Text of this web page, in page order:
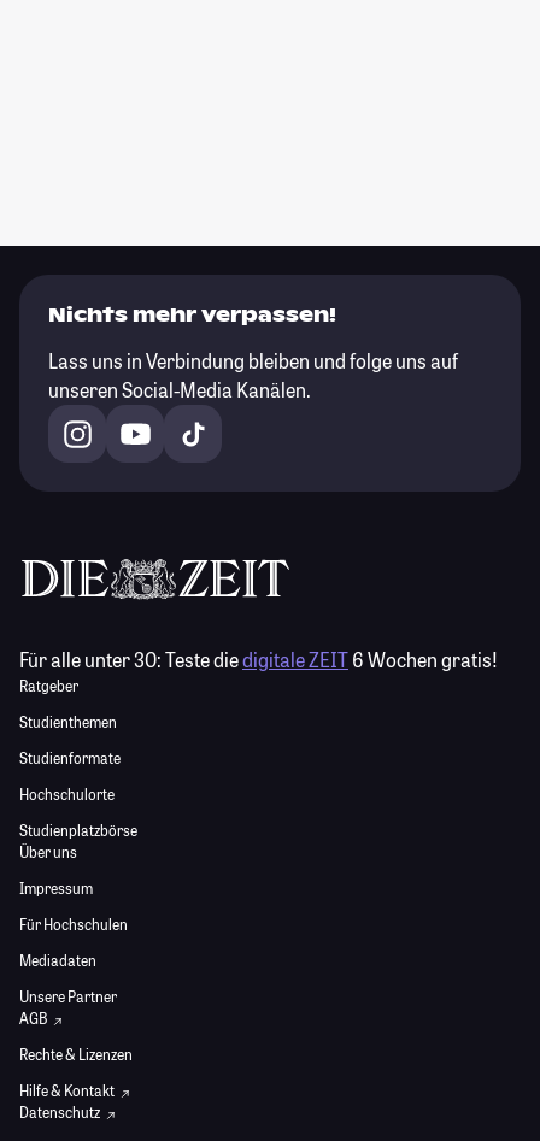
Nichts mehr verpassen!
Lass uns in Verbindung bleiben und folge uns auf
unseren Social-Media Kanälen.
Für alle unter 30:Teste diedigitale ZEIT6 Wochen gratis!
Ratgeber
Studienthemen
Studienformate
Hochschulorte
Studienplatzbörse
Über uns
Impressum
Für Hochschulen
Mediadaten
Unsere Partner
AGB
Rechte & Lizenzen
Hilfe & Kontakt
Datenschutz